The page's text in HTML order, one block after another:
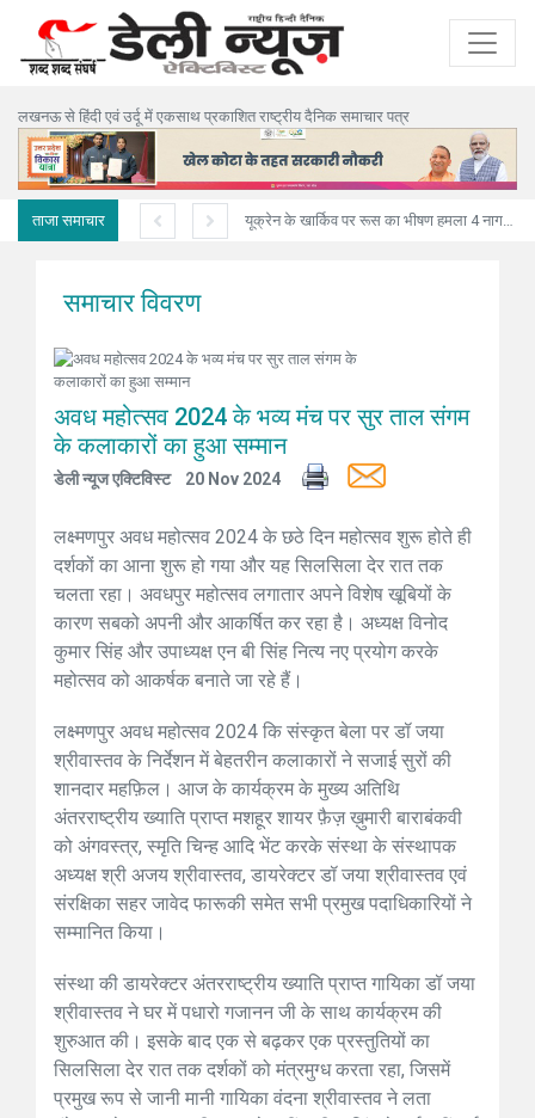
लखनऊ से हिंदी एवं उर्दू में एकसाथ प्रकाशित राष्ट्रीय दैनिक समाचार पत्र
ताजा समाचार यूक्रेन के खार्किव पर रूस का भीषण हमला 4 नागरिकों की मौत, 10 घायल
समाचार विवरण
अवध महोत्सव 2024 के भव्य मंच पर सुर ताल संगम
के कलाकारों का हुआ सम्मान
डेली न्यूज एक्टिविस्ट 20 Nov 2024
लक्ष्मणपुर अवध महोत्सव 2024 के छठे दिन महोत्सव शुरू होते ही
दर्शकों का आना शुरू हो गया और यह सिलसिला देर रात तक
चलता रहा। अवधपुर महोत्सव लगातार अपने विशेष खूबियों के
कारण सबको अपनी और आकर्षित कर रहा है। अध्यक्ष विनोद
कुमार सिंह और उपाध्यक्ष एन बी सिंह नित्य नए प्रयोग करके
महोत्सव को आकर्षक बनाते जा रहे हैं।
लक्ष्मणपुर अवध महोत्सव 2024 कि संस्कृत बेला पर डॉ जया
श्रीवास्तव के निर्देशन में बेहतरीन कलाकारों ने सजाई सुरों की
शानदार महफ़िल। आज के कार्यक्रम के मुख्य अतिथि
अंतरराष्ट्रीय ख्याति प्राप्त मशहूर शायर फ़ैज़ ख़ुमारी बाराबंकवी
को अंगवस्त्र, स्मृति चिन्ह आदि भेंट करके संस्था के संस्थापक
अध्यक्ष श्री अजय श्रीवास्तव, डायरेक्टर डॉ जया श्रीवास्तव एवं
संरक्षिका सहर जावेद फारूकी समेत सभी प्रमुख पदाधिकारियों ने
सम्मानित किया।
संस्था की डायरेक्टर अंतरराष्ट्रीय ख्याति प्राप्त गायिका डॉ जया
श्रीवास्तव ने घर में पधारो गजानन जी के साथ कार्यक्रम की
शुरुआत की। इसके बाद एक से बढ़कर एक प्रस्तुतियों का
सिलसिला देर रात तक दर्शकों को मंत्रमुग्ध करता रहा, जिसमें
प्रमुख रूप से जानी मानी गायिका वंदना श्रीवास्तव ने लता